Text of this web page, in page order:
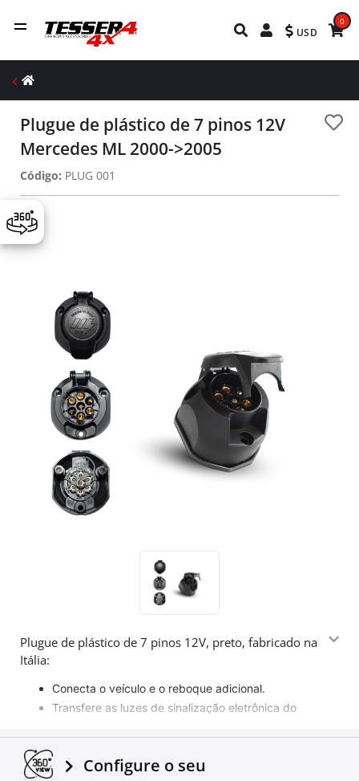
USD
0
Plugue de plástico de 7 pinos 12V
Mercedes ML 2000->2005
Código: PLUG 001
Plugue de plástico de 7 pinos 12V, preto, fabricado na
Itália:
Conecta o veículo e o reboque adicional.
Transfere as luzes de sinalização eletrônica do
Adaptável em todos os caminhões / reboques.
Feita de acordo com os padrões europeus.
Configure o seu